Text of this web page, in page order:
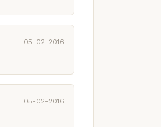
05-02-2016
05-02-2016